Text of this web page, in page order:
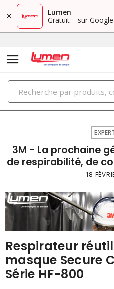
Lumen
Gratuit – sur
expertises
3M - La prochaine
de respirabilité, de
18
Respirateur
masque Secure
Série HF-800